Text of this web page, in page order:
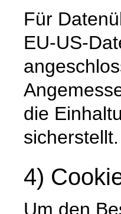
Für
EU-US-
die
sicherstellt.
4)
Um den